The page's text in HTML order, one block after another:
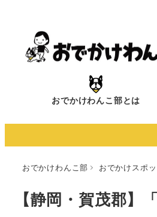
へ
おでかけわんこ部とは
おでかけわんこ部 おでかけスポッ
【静岡・賀茂郡】